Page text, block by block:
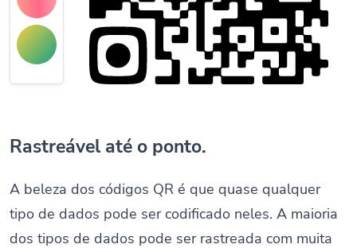
Rastreável até o ponto.
A beleza dos códigos QR é que quase qualquer
tipo de dados pode ser codificado neles. A maioria
dos tipos de dados pode ser rastreada com muita